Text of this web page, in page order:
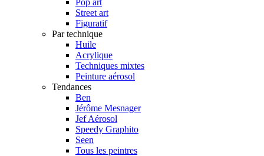
Street art
Figuratif
Par technique
Huile
Acrylique
Techniques mixtes
Peinture aérosol
Tendances
Ben
Jérôme Mesnager
Jef Aérosol
Speedy Graphito
Seen
Tous les peintres